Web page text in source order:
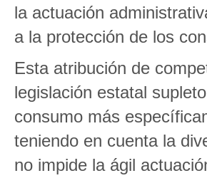
la actuación
a la protección de los
Esta atribución de
legislación estatal
consumo más
teniendo en cuenta la
no impide la ágil